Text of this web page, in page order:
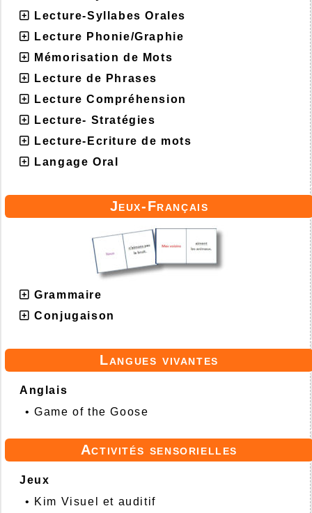
Lecture-Syllabes Orales
Lecture Phonie/Graphie
Mémorisation de Mots
Lecture de Phrases
Lecture Compréhension
Lecture- Stratégies
Lecture-Ecriture de mots
Langage Oral
Jeux-Français
Grammaire
Conjugaison
Langues vivantes
Anglais
•Game of the Goose
Activités sensorielles
Jeux
• Kim Visuel et auditif